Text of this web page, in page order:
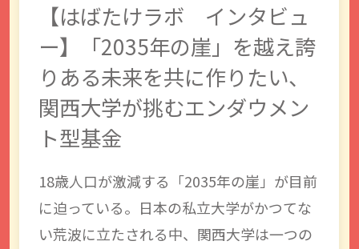
【はばたけラボ インタビュ
ー】「2035年の崖」を越え誇
りある未来を共に作りたい、
関西大学が挑むエンダウメン
ト型基金
18歳人口が激減する「2035年の崖」が目前
に迫っている。日本の私立大学がかつてな
い荒波に立たされる中、関西大学は一つの